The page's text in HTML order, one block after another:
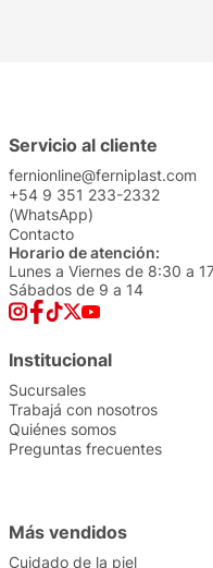
Servicio al cliente
fernionline@ferniplast.com
+54 9 351 233-2332
(WhatsApp)
Contacto
Horario de atención:
Lunes a Viernes de 8:30 a
Sábados de 9 a 14
Institucional
Sucursales
Trabajá con nosotros
Quiénes somos
Preguntas frecuentes
Más vendidos
Cuidado de la piel